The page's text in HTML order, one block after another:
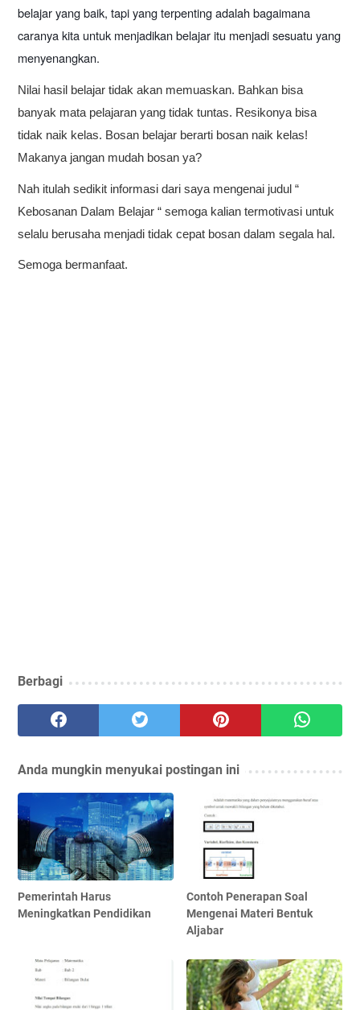
belajar yang baik, tapi yang terpenting adalah bagaimana
caranya kita untuk menjadikan belajar itu menjadi sesuatu yang
menyenangkan.
Nilai hasil belajar tidak akan memuaskan. Bahkan bisa
banyak mata pelajaran yang tidak tuntas. Resikonya bisa
tidak naik kelas. Bosan belajar berarti bosan naik kelas!
Makanya jangan mudah bosan ya?
Nah itulah sedikit informasi dari saya mengenai judul “
Kebosanan Dalam Belajar “ semoga kalian termotivasi untuk
selalu berusaha menjadi tidak cepat bosan dalam segala hal.
Semoga bermanfaat.
Berbagi
Anda mungkin menyukai postingan ini
Pemerintah Harus
Meningkatkan Pendidikan
Contoh Penerapan Soal
Mengenai Materi Bentuk
Aljabar